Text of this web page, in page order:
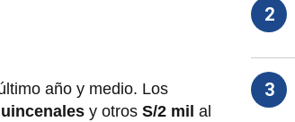
año y medio. Los
y otros S/2 mil al
2
3